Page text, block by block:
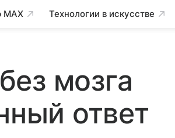
Технологии в искусстве
мозга
ответ